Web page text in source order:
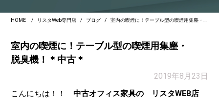
HOME リスタWeb専門店 ブログ 室内の喫煙に！テーブル型の喫煙用集塵・脱臭機！＊中古＊
室内の喫煙に！テーブル型の喫煙用集塵・
脱臭機！＊中古＊
2019年8月23日
こんにちは！！中古オフィス家具の リスタWEB店